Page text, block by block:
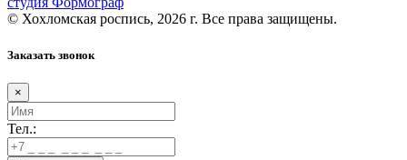
© Хохломская роспись, 2026 г. Все права защищены.
Заказать звонок
×
Тел.: